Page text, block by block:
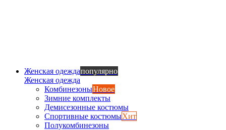
Женская одеждапопулярно
Женская одежда
КомбинезоныНовое
Зимние комплекты
Демисезонные костюмы
Спортивные костюмыХит
Полукомбинезоны